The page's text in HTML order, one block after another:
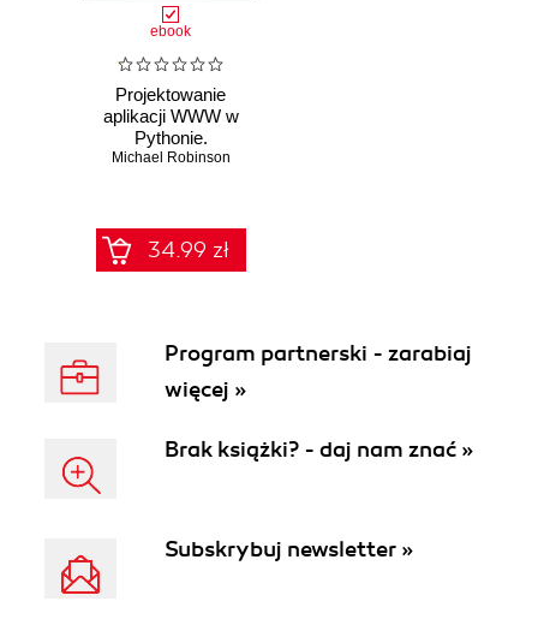
ebook
Projektowanie
aplikacji WWW w
Pythonie.
Kompletny
zaawansowane
rozwiązania
Michael Robinson
34.99 zł
Program partnerski - zarabiaj
więcej »
Brak książki? - daj nam znać »
Subskrybuj newsletter »